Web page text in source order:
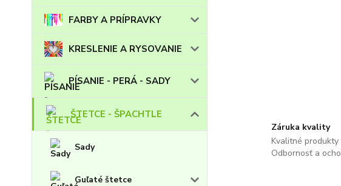
FARBY A PRÍPRAVKY
KRESLENIE A RYSOVANIE
PÍSANIE - PERÁ - SADY
ŠTETCE - ŠPACHTLE
Sady
Guľaté štetce
Záruka kvality
Kvalitné produkty
Odbornosť a